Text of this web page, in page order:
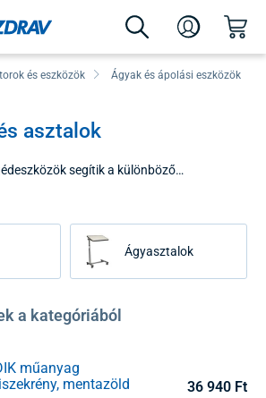
és eszközök Ágyak és ápolási eszközök
asztalok
segítik a különböző
betegekről való gondoskodást. Ide
ágyasztalok.
Ágyasztalok
a kategóriából
műanyag
mentazöld
36 940 Ft